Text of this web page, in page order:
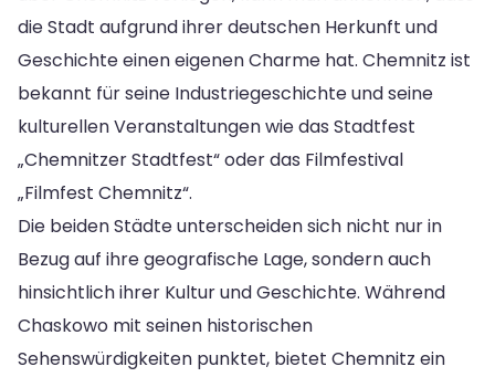
die Stadt aufgrund ihrer deutschen Herkunft und
Geschichte einen eigenen Charme hat. Chemnitz ist
bekannt für seine Industriegeschichte und seine
kulturellen Veranstaltungen wie das Stadtfest
„Chemnitzer Stadtfest“ oder das Filmfestival
„Filmfest Chemnitz“.
Die beiden Städte unterscheiden sich nicht nur in
Bezug auf ihre geografische Lage, sondern auch
hinsichtlich ihrer Kultur und Geschichte. Während
Chaskowo mit seinen historischen
Sehenswürdigkeiten punktet, bietet Chemnitz ein